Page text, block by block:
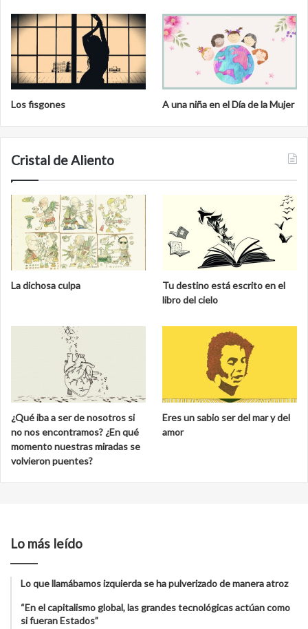
Los fisgones A una niña en el Día de la Mujer
Cristal de Aliento
La dichosa culpa
Tu destino está escrito en el
libro del cielo
¿Qué iba a ser de nosotros si
no nos encontramos? ¿En qué
momento nuestras miradas se
volvieron puentes?
Eres un sabio ser del mar y del
amor
Lo más leído
Lo que llamábamos izquierda se ha pulverizado de manera atroz
“En el capitalismo global, las grandes tecnológicas actúan como
si fueran Estados”